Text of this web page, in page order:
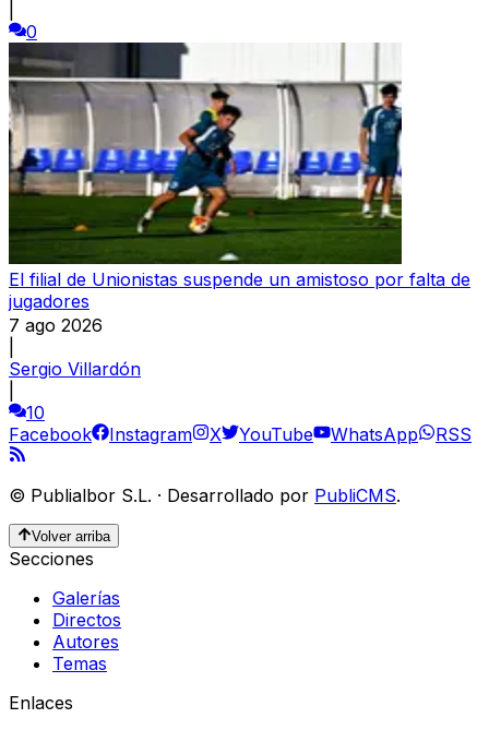
0
El filial de Unionistas suspende un amistoso por falta de
jugadores
7 ago 2026
Sergio Villardón
10
Facebook
Instagram X YouTube WhatsApp RSS
© Publialbor S.L. · Desarrollado por PubliCMS.
Volver arriba
Secciones
Galerías
Directos
Autores
Temas
Enlaces